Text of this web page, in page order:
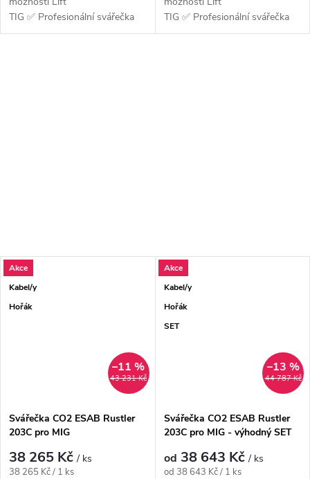
TIG ✅ Profesionální svářečka
pro obalenou...
TIG ✅ Profesionální svářečka
pro obalenou...
Akce
Kabel/y
Hořák
43 231 Kč
–11 %
Svářečka CO2 ESAB Rustler
203C pro MIG
38 265 Kč/ ks
Měrná cena:
38 265 Kč / 1 ks
Akce
Kabel/y
Hořák
SET
44 787 Kč
–13 %
Svářečka CO2 ESAB Rustler
203C pro MIG - výhodný SET
od 38 643 Kč/ ks
Měrná cena:
od 38 643 Kč / 1 ks